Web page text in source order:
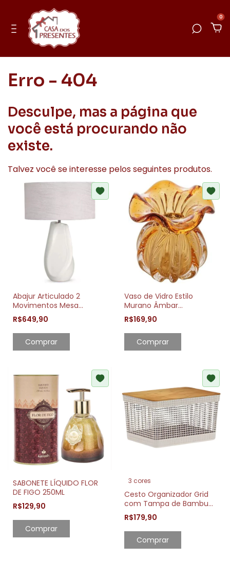
0
Erro - 404
Desculpe, mas a página que
você está procurando não
existe.
Talvez você se interesse pelos seguintes produtos.
Abajur Articulado 2
Movimentos Mesa
Escritório Estudo Leitura
R$649,90
Vaso de Vidro Estilo
Murano Âmbar
Decorativo 13cm
Elegante
R$169,90
SABONETE LÍQUIDO FLOR
DE FIGO 250ML
R$129,90
Comprar
3 cores
Cesto Organizador Grid
com Tampa de Bambu
20L Moderno e Prático
R$179,90
Comprar